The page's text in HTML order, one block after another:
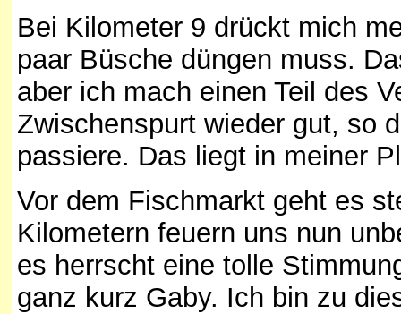
Bei Kilometer 9 drückt mich
paar Büsche düngen muss.
aber ich mach einen Teil des
Zwischenspurt wieder gut, so
passiere. Das liegt in meiner
Vor dem Fischmarkt geht es
Kilometern feuern uns nun
es herrscht eine tolle
ganz kurz Gaby. Ich bin zu